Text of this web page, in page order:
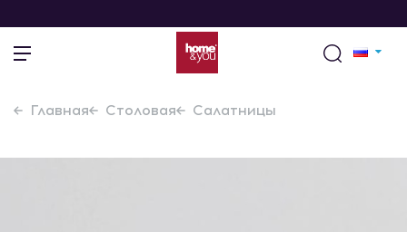
Главная Столовая Салатницы